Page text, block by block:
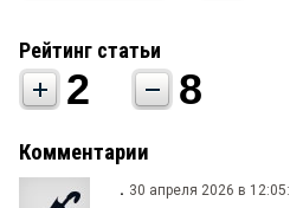
Рейтинг статьи
2 8
Комментарии
. 30 апреля 2026 в 12:05: